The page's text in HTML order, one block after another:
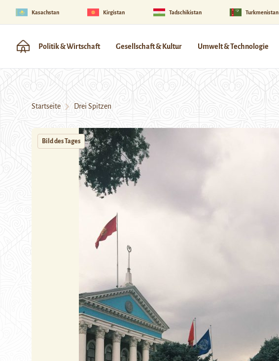
Kasachstan Kirgistan Tadschikistan Turkmenistan
Politik & Wirtschaft Gesellschaft & Kultur Umwelt & Technologie
Startseite Drei Spitzen
Bild des Tages